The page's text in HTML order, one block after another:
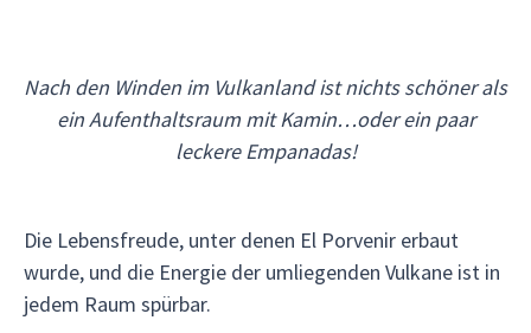
Nach den Winden im Vulkanland ist nichts schöner als
ein Aufenthaltsraum mit Kamin…oder ein paar
leckere Empanadas!
Die Lebensfreude, unter denen El Porvenir erbaut
wurde, und die Energie der umliegenden Vulkane ist in
jedem Raum spürbar.